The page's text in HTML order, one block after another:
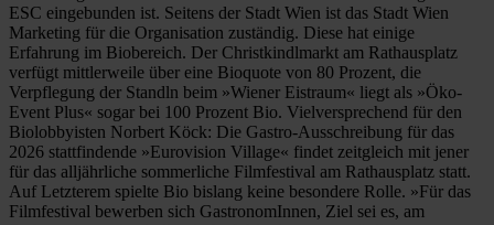
ESC eingebunden ist. Seitens der Stadt Wien ist das Stadt Wien
Marketing für die Organisation zuständig. Diese hat einige
Erfahrung im Biobereich. Der Christkindlmarkt am Rathausplatz
verfügt mittlerweile über eine Bioquote von 80 Prozent, die
Verpflegung der Standln beim »Wiener Eistraum« liegt als »Öko-
Event Plus« sogar bei 100 Prozent Bio. Vielversprechend für den
Biolobbyisten Norbert Köck: Die Gastro-Ausschreibung für das
2026 stattfindende »Eurovision Village« findet zeitgleich mit jener
für das alljährliche sommerliche Filmfestival am Rathausplatz statt.
Auf Letzterem spielte Bio bislang keine besondere Rolle. »Für das
Filmfestival bewerben sich GastronomInnen, Ziel sei es, am